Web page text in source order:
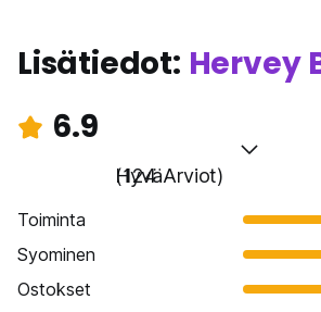
Lisätiedot: Hervey
6.9
Hyvä
(124 Arviot)
Toiminta
Syominen
Ostokset